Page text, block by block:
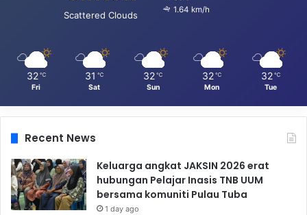
Scattered Clouds
1.64 km/h
32 ℃
Fri
31 ℃
Sat
32 ℃
Sun
32 ℃
Mon
32 ℃
Tue
Recent News
Keluarga angkat JAKSIN 2026 erat
hubungan Pelajar Inasis TNB UUM
bersama komuniti Pulau Tuba
1 day ago